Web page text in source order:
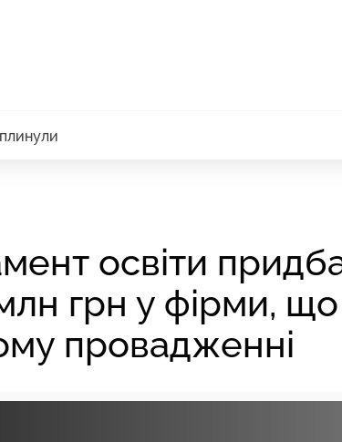
освіти
грн у фірми, що
провадженні